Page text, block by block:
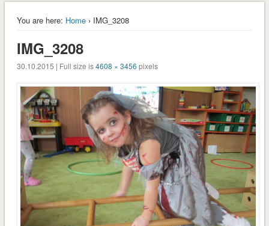
You are here: Home› IMG_3208
IMG_3208
30.10.2015 | Full size is4608 × 3456 pixels